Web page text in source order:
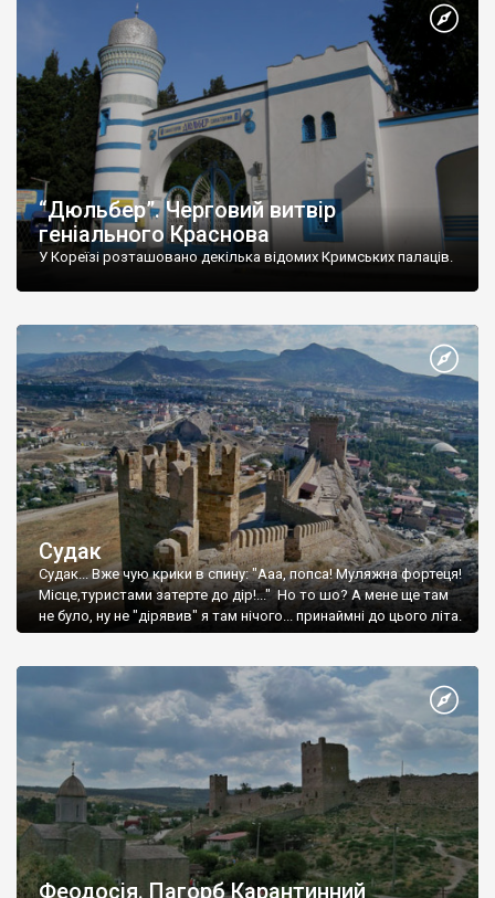
“Дюльбер”. Черговий витвір
геніального Краснова
У Кореїзі розташовано декілька відомих Кримських палаців.
Судак
Судак... Вже чую крики в спину: "Ааа, попса! Муляжна фортеця!
Місце,туристами затерте до дір!..." Но то шо? А мене ще там
не було, ну не "дірявив" я там нічого... принаймні до цього літа.
Феодосія. Пагорб Карантинний